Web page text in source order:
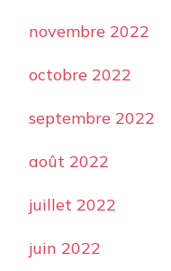
novembre 2022
octobre 2022
septembre 2022
août 2022
juillet 2022
juin 2022